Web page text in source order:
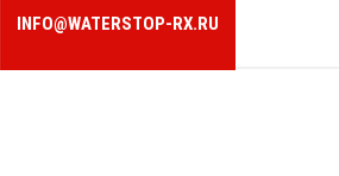
INFO@WATERSTOP-RX.RU